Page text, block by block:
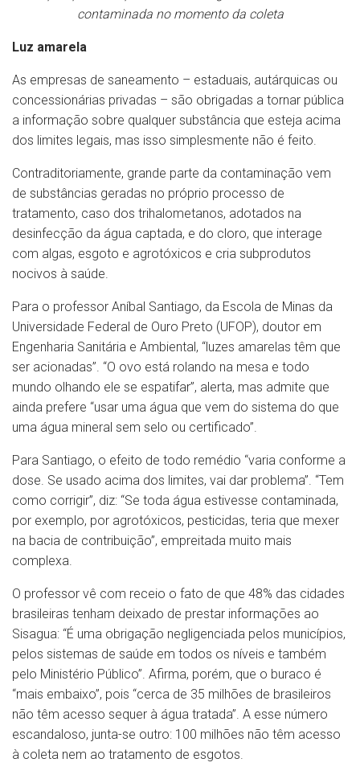
contaminada no momento da coleta
Luz amarela
As empresas de saneamento – estaduais, autárquicas ou
concessionárias privadas – são obrigadas a tornar pública
a informação sobre qualquer substância que esteja acima
dos limites legais, mas isso simplesmente não é feito.
Contraditoriamente, grande parte da contaminação vem
de substâncias geradas no próprio processo de
tratamento, caso dos trihalometanos, adotados na
desinfecção da água captada, e do cloro, que interage
com algas, esgoto e agrotóxicos e cria subprodutos
nocivos à saúde.
Para o professor Aníbal Santiago, da Escola de Minas da
Universidade Federal de Ouro Preto (UFOP), doutor em
Engenharia Sanitária e Ambiental, “luzes amarelas têm que
ser acionadas”. “O ovo está rolando na mesa e todo
mundo olhando ele se espatifar”, alerta, mas admite que
ainda prefere “usar uma água que vem do sistema do que
uma água mineral sem selo ou certificado”.
Para Santiago, o efeito de todo remédio “varia conforme a
dose. Se usado acima dos limites, vai dar problema”. “Tem
como corrigir”, diz: “Se toda água estivesse contaminada,
por exemplo, por agrotóxicos, pesticidas, teria que mexer
na bacia de contribuição”, empreitada muito mais
complexa.
O professor vê com receio o fato de que 48% das cidades
brasileiras tenham deixado de prestar informações ao
Sisagua: “É uma obrigação negligenciada pelos municípios,
pelos sistemas de saúde em todos os níveis e também
pelo Ministério Público”. Afirma, porém, que o buraco é
“mais embaixo”, pois “cerca de 35 milhões de brasileiros
não têm acesso sequer à água tratada”. A esse número
escandaloso, junta-se outro: 100 milhões não têm acesso
à coleta nem ao tratamento de esgotos.